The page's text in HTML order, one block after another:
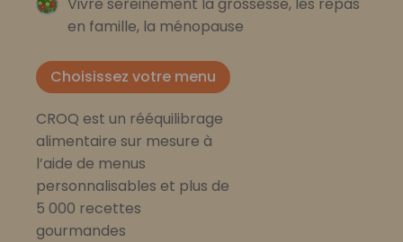
en famille, la ménopause
Choisissez votre menu
CROQ est un rééquilibrage
alimentaire sur mesure à
l’aide de menus
personnalisables et plus de
5 000 recettes
gourmandes